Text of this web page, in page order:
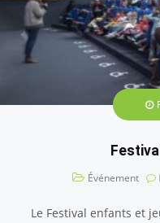
Événement
Le Festival enfants et